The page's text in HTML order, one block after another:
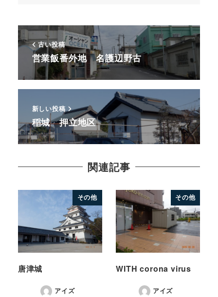
古い投稿
営業飯番外地 名護辺野古
新しい投稿
稲城 押立地区
関連記事
その他
唐津城
アイズ
その他
WITH corona virus
アイズ